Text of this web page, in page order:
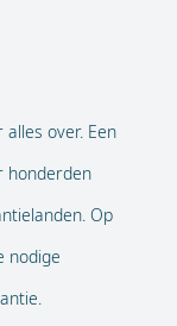
over. Een
honderden
Op
nodige